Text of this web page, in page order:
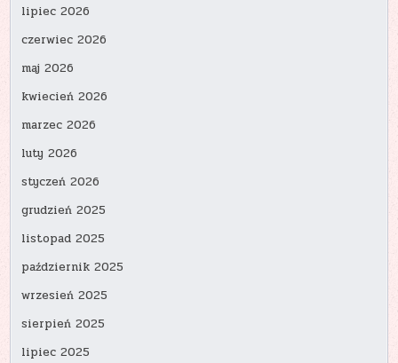
lipiec 2026
czerwiec 2026
maj 2026
kwiecień 2026
marzec 2026
luty 2026
styczeń 2026
grudzień 2025
listopad 2025
październik 2025
wrzesień 2025
sierpień 2025
lipiec 2025